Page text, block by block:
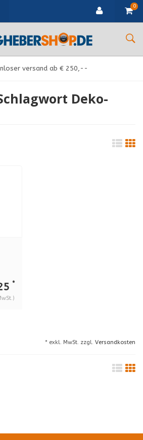
0
versand ab € 250,--
Deko-
*
* exkl. MwSt. zzgl. Versandkosten